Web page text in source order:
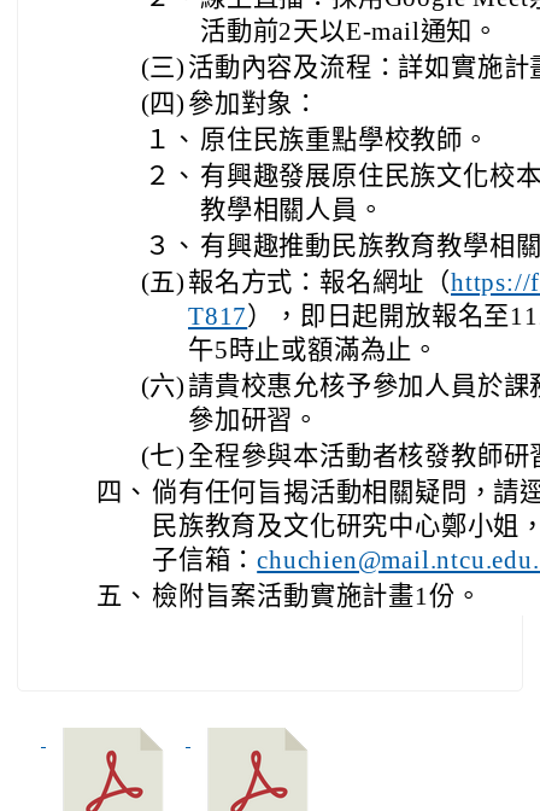
活動前2天以E-mail通知。
(三) 活動內容及流程：詳如實施計
(四) 參加對象：
１、 原住民族重點學校教師。
２、 有興趣發展原住民族文化校
教學相關人員。
３、 有興趣推動民族教育教學相
(五) 報名方式：報名網址（https://
T817），即日起開放報名至
午5時止或額滿為止。
(六) 請貴校惠允核予參加人員於
參加研習。
(七) 全程參與本活動者核發教師研
四、 倘有任何旨揭活動相關疑問，請
民族教育及文化研究中心鄭小姐
子信箱：
五、 檢附旨案活動實施計畫1份。